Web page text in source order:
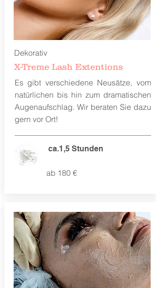
Dekorativ
X-Treme Lash Extentions
Es gibt verschiedene Neusätze, vom
natürlichen bis hin zum dramatischen
Augenaufschlag. Wir beraten Sie dazu
gern vor Ort!
ab 180 €
ca.1,5 Stunden